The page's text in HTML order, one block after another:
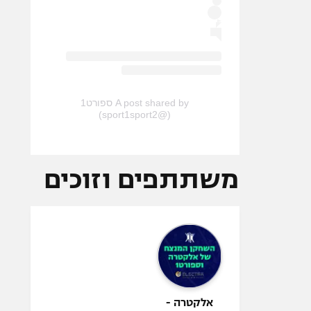
A post shared by ספורט1
(@sport1sport2)
משתתפים וזוכים
אלקטרה -